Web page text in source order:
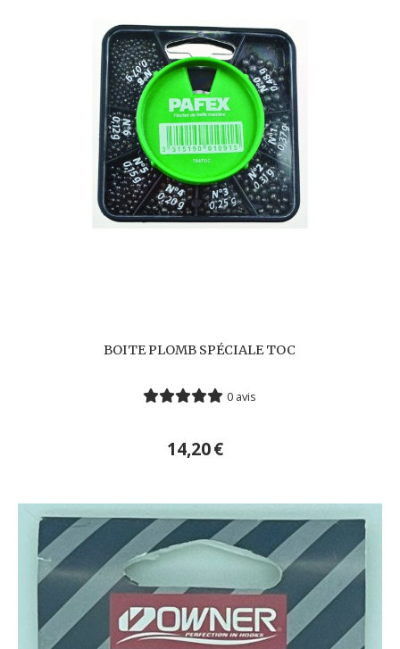
BOITE PLOMB SPÉCIALE TOC
0 avis
14,20€